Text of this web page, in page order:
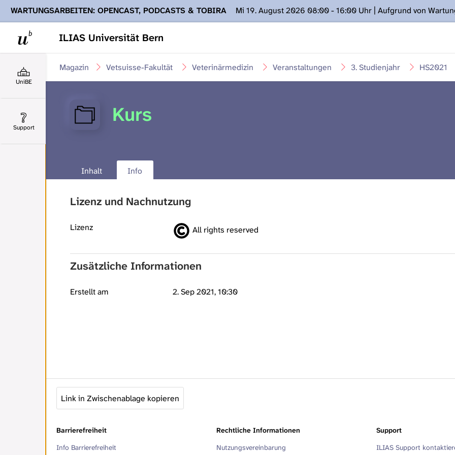
ILIAS Universität Bern
WARTUNGSARBEITEN: OPENCAST, PODCASTS & TOBIRA
Mi 19. August 2026 08:00 - 16:00 Uhr | Aufgrund von
Ihnen Podcasts, Opencast-Videos und Tobira nicht zur Verfügung stehen. Kontakt: www.podcast.unibe.ch
UniBE
Support
HS2021
3. Studienjahr
Veranstaltungen
Veterinärmedizin
Vetsuisse-Fakultät
Magazin
Kurs
Inhalt Info
Lizenz und Nachnutzung
Lizenz All rights reserved
Zusätzliche Informationen
Erstellt am 2. Sep 2021, 10:30
Link in Zwischenablage kopieren
Barrierefreiheit
Info Barrierefreiheit
Rechtliche Informationen
Nutzungsvereinbarung
Support
ILIAS Support